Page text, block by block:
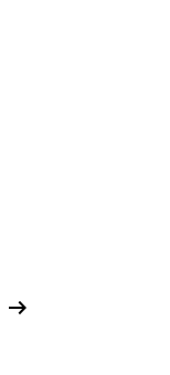
arrow_right_alt